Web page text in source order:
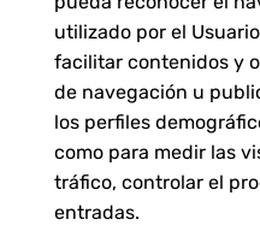
utilizado por el
facilitar contenidos y
de navegación u
los perfiles
como para medir las
tráfico, controlar el
entradas.